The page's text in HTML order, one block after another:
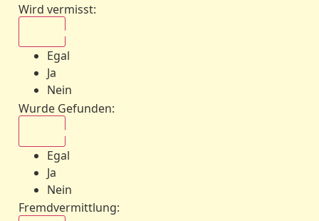
Wird vermisst:
Egal
Ja
Nein
Wurde Gefunden:
Egal
Ja
Nein
Fremdvermittlung: